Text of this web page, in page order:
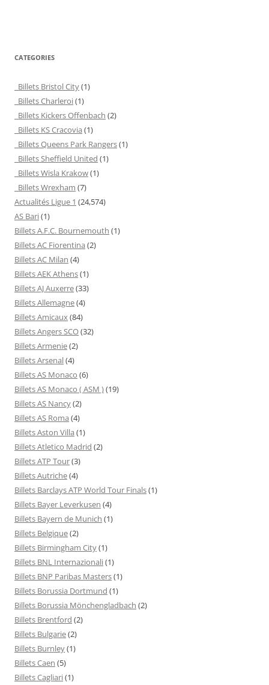
CATEGORIES
Billets Bristol City(1)
Billets Charleroi(1)
Billets Kickers Offenbach (2)
Billets KS Cracovia (1)
Billets Queens Park Rangers(1)
Billets Sheffield United (1)
Billets Wisla Krakow(1)
Billets Wrexham (7)
Actualités Ligue 1 (24,574)
AS Bari(1)
Billets A.F.C. Bournemouth (1)
Billets AC Fiorentina (2)
Billets AC Milan (4)
Billets AEK Athens(1)
Billets AJ Auxerre(33)
Billets Allemagne(4)
Billets Amicaux(84)
Billets Angers SCO(32)
Billets Armenie(2)
Billets Arsenal(4)
Billets AS Monaco (6)
Billets AS Monaco ( ASM )(19)
Billets AS Nancy(2)
Billets AS Roma (4)
Billets Aston Villa (1)
Billets Atletico Madrid (2)
Billets ATP Tour(3)
Billets Autriche(4)
Billets Barclays ATP World Tour Finals(1)
Billets Bayer Leverkusen (4)
Billets Bayern de Munich (1)
Billets Belgique(2)
Billets Birmingham City(1)
Billets BNL Internazionali(1)
Billets BNP Paribas Masters(1)
Billets Borussia Dortmund (1)
Billets Borussia Mönchengladbach (2)
Billets Brentford (2)
Billets Bulgarie(2)
Billets Burnley(1)
Billets Caen (5)
Billets Cagliari(1)